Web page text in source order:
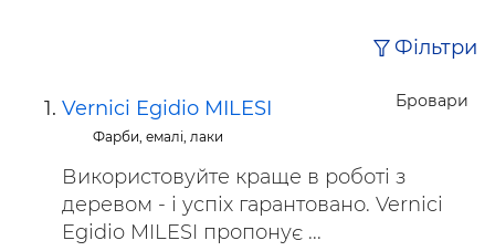
Фільтри
Бровари
Vernici Egidio MILESI
Фарби, емалі, лаки
Використовуйте краще в роботі з
деревом - і успіх гарантовано. Vernici
Egidio MILESI пропонує ...